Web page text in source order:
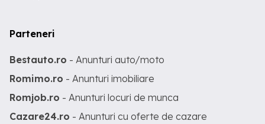
Parteneri
Bestauto.ro - Anunturi auto/moto
Romimo.ro - Anunturi imobiliare
Romjob.ro - Anunturi locuri de munca
Cazare24.ro - Anunturi cu oferte de cazare